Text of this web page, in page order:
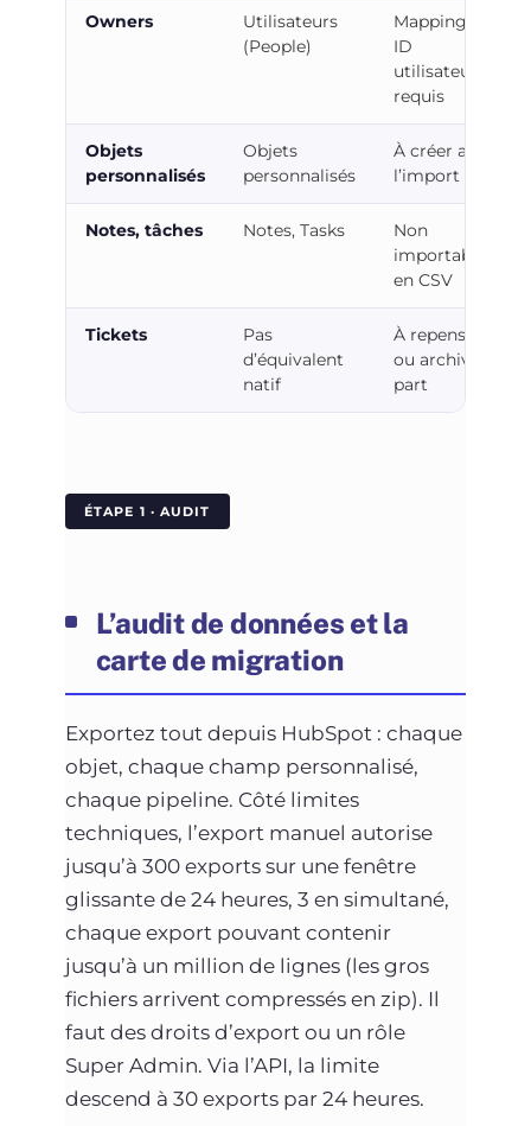
Owners
Utilisateurs
(People)
Mapping des
ID
utilisateurs
requis
Objets
personnalisés
Objets
personnalisés
À créer avant
l’import
Notes, tâches Notes, Tasks
Non
importables
en CSV
Tickets
Pas
d’équivalent
natif
À repenser
ou archiver à
part
ÉTAPE 1 · AUDIT
L’audit de données et la
carte de migration
Exportez tout depuis HubSpot : chaque
objet, chaque champ personnalisé,
chaque pipeline. Côté limites
techniques, l’export manuel autorise
jusqu’à 300 exports sur une fenêtre
glissante de 24 heures, 3 en simultané,
chaque export pouvant contenir
jusqu’à un million de lignes (les gros
fichiers arrivent compressés en zip). Il
faut des droits d’export ou un rôle
Super Admin. Via l’API, la limite
descend à 30 exports par 24 heures.